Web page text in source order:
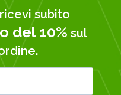
subito
del 10% sul